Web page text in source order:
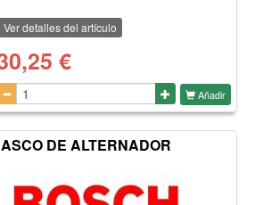
Ver detalles del artículo
€
Añadir
DE ALTERNADOR